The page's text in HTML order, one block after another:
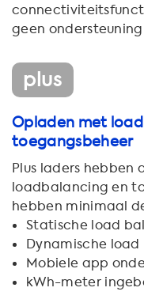
geen
plus
Opladen met
toegangsbeheer
Plus laders hebben
loadbalancing en
hebben minimaal
Statische load
Dynamische
Mobiele app
kWh-meter